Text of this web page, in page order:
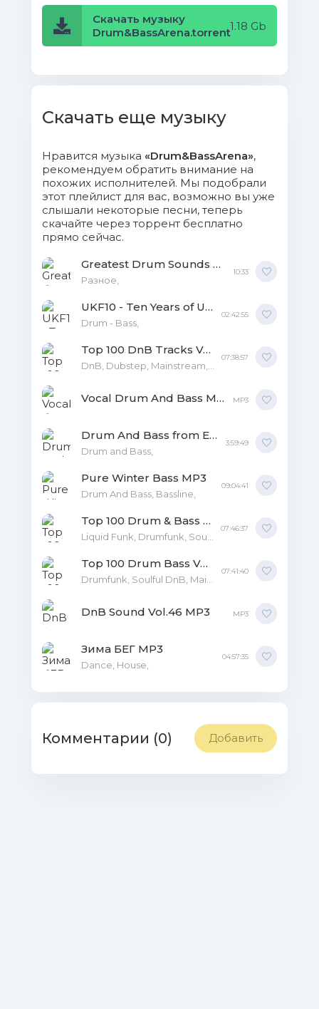
(10.29 Mb)
15. Kanine - What I Said.mp3 (11.97
Duffy).mp3 (7.52 Mb)
18. 1991 - Midnight.mp3 (7.91 Mb)
19. Camo and Krooked - Atlas.mp3
(12.2 Mb)
20. Brookes Brothers - In the
Moment (feat. Amahla).mp3 (7.84 Mb)
Скачать музыку
Drum&BassArena.torrent1.18 Gb
Скачать еще музыку
Нравится музыка «Drum&BassArena»,
рекомендуем обратить внимание на
похожих исполнителей. Мы подобрали
этот плейлист для вас, возможно вы уже
слышали некоторые песни, теперь
скачайте через торрент бесплатно
прямо сейчас.
Greatest Drum Sounds MP3
Разное,
10:33
UKF10 - Ten Years of UKF MP3
Drum - Bass,
02:42:55
Top 100 DnB Tracks Vol.5 MP3
07:38:57
Vocal Drum And Bass MP3 MP3
Drum And Bass from EDMusiClub Part1 MP3
Drum and Bass,
3:59:49
Pure Winter Bass MP3
Drum And Bass, Bassline,
09:04:41
Top 100 Drum & Bass Vol.4 MP3
07:46:37
Top 100 Drum Bass Vol.2 MP3
07:41:40
DnB Sound Vol.46 MP3 MP3
Зима БЕГ MP3
Dance, House,
04:57:35
Комментарии (0) Добавить